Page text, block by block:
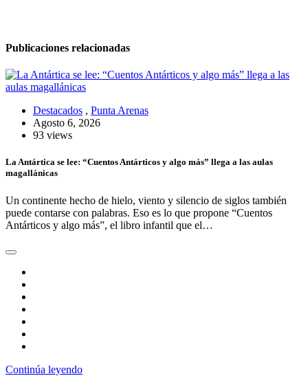
Publicaciones relacionadas
Destacados , Punta Arenas
Agosto 6, 2026
93 views
La Antártica se lee: “Cuentos Antárticos y algo más” llega a las aulas
magallánicas
Un continente hecho de hielo, viento y silencio de siglos también
puede contarse con palabras. Eso es lo que propone “Cuentos
Antárticos y algo más”, el libro infantil que el…
Continúa leyendo